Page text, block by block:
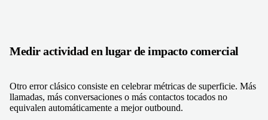
Medir actividad en lugar de impacto comercial
Otro error clásico consiste en celebrar métricas de superficie. Más
llamadas, más conversaciones o más contactos tocados no
equivalen automáticamente a mejor outbound.